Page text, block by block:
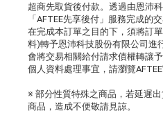
超商先取貨後付款。透過由恩沛
「AFTEE先享後付」服務完成的
在完成本訂單之目的下，須將訂
料)轉予恩沛科技股份有限公司進
會將交易相關給付請求債權轉讓
個人資料處理事宜，請瀏覽
※ 部分性質特殊之商品，若延遲
商品，造成不便敬請見諒。